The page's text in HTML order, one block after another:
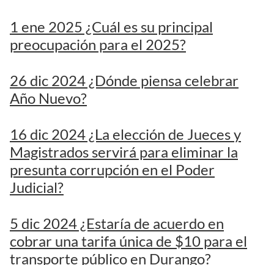
1 ene 2025 ¿Cuál es su principal
preocupación para el 2025?
26 dic 2024 ¿Dónde piensa celebrar
Año Nuevo?
16 dic 2024 ¿La elección de Jueces y
Magistrados servirá para eliminar la
presunta corrupción en el Poder
Judicial?
5 dic 2024 ¿Estaría de acuerdo en
cobrar una tarifa única de $10 para el
transporte público en Durango?